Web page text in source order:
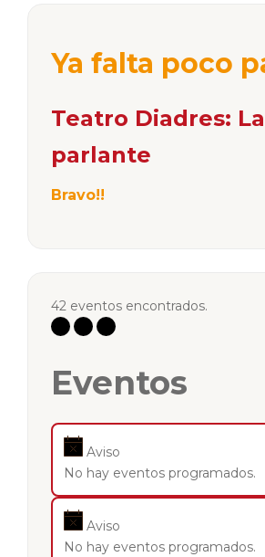
Ya falta poco
Teatro Diadres:
parlante
Bravo!!
42 eventos encontrados.
Eventos
Aviso
No hay eventos programados.
Aviso
No hay eventos programados.